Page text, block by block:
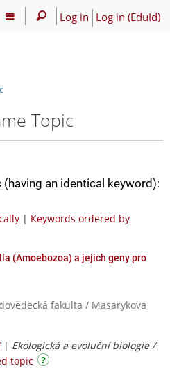
Log in Log in (EduId)
Topic
an identical keyword):
| Keywords ordered by
(Amoebozoa) a jejich geny pro
fakulta / Masarykova
| Ekologická a evoluční biologie /
topic